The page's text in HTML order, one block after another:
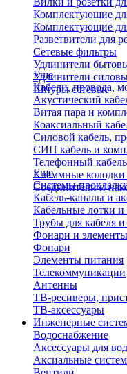
Комплектующие
Комплектующие
Разветвители для
Сетевые фильтры
Удлинители
Удлинители
Шнуры сетевые
Еще
Кабели, провода,
Акустический
Витая пара и
Коаксиальный
Силовой кабель,
СИП кабель и
Телефонный
Клеммные
Соединители и
Еще
Системы
Кабель-каналы и
Кабельные лотки и
Трубы для кабеля
Фонари и
Фонари
Элементы питания
Телекоммуникации
Антенны
ТВ-ресиверы,
ТВ-аксессуары
Инженерные
Водоснабжение
Аксессуары для
Аксиальные